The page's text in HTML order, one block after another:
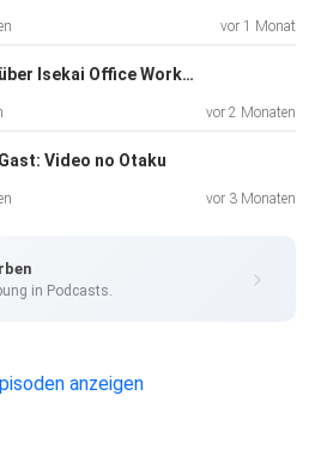
vor 1 Monat
Podcast - 280 - über Isekai Office Worker, Witch Hat Atelier und mehr
vor 2 Monaten
Video no Otaku
vor 3 Monaten
in Podcasts.
anzeigen